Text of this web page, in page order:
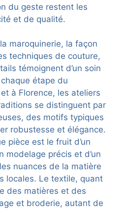
du geste restent les
et de qualité.
maroquinerie, la façon
techniques de couture,
témoignent d’un soin
étape du
à Florence, les ateliers
se distinguent par
des motifs typiques
robustesse et élégance.
pièce est le fruit d’un
modelage précis et d’un
nuances de la matière
locales. Le textile, quant
des matières et des
et broderie, autant de